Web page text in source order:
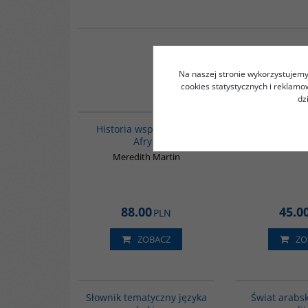
Historia współczesnej
Afryki
Meredith Martin
88.00PLN
ZOBACZ
Słownik tematyczny języka
Świat
Na naszej stronie
cookies statystycznych i